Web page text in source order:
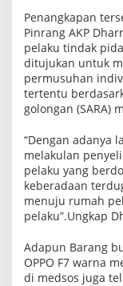
Penangkapan
Pinrang AKP
pelaku tindak
ditujukan untuk
permusuhan
tertentu
golongan (SARA)
“Dengan adanya
melakulan
pelaku yang
keberadaan
menuju rumah
pelaku”.Ungkap
Adapun Barang
OPPO F7 warna
di medsos juga